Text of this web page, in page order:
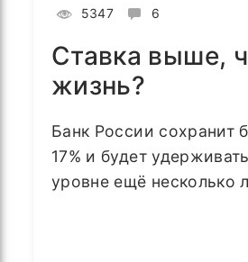
5347 6
Ставка выше,
жизнь?
Банк России сохранит
17% и будет
уровне ещё несколько